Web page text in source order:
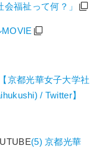
福祉って何？」
【京都光華女子大学社
/ Twitter】
(5) 京都光華